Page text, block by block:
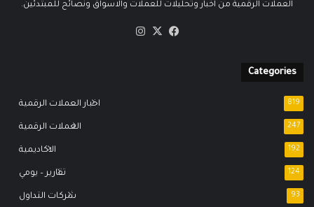
العملات الرقمية من اخبار وتحليلات للعملات والاسواق ونصائح للمبتدئين.
فيسبوك
‫X
Categories
اخبار العملات الرقمية 819
العملات الرقمية 247
الاكاديمية 192
تقارير – يومي 124
شركات التداول 93